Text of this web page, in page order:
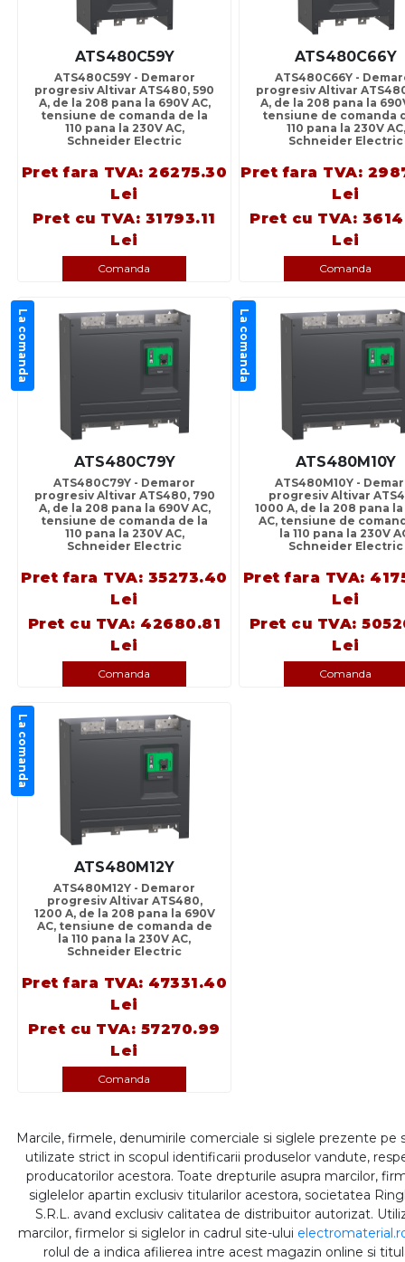
ATS480C59Y
ATS480C59Y - Demaror
progresiv Altivar ATS480, 590
A, de la 208 pana la 690V AC,
tensiune de comanda de la
110 pana la 230V AC,
Schneider Electric
Pret fara TVA: 26275.30
Lei
Pret cu TVA: 31793.11
Lei
Comanda
ATS480C66Y
ATS480C66Y -
progresiv Altivar
A, de la 208 pana la
tensiune de comanda
110 pana la 230V AC,
Schneider Electric
Pret fara TVA:
Lei
Pret cu TVA:
Lei
Comanda
La comanda
ATS480C79Y
ATS480C79Y - Demaror
progresiv Altivar ATS480, 790
A, de la 208 pana la 690V AC,
tensiune de comanda de la
110 pana la 230V AC,
Schneider Electric
Pret fara TVA: 35273.40
Lei
Pret cu TVA: 42680.81
Lei
Comanda
La comanda
ATS480M10Y
ATS480M10Y -
progresiv Altivar
1000 A, de la 208 pana
AC, tensiune de
la 110 pana la 230V
Schneider Electric
Pret fara TVA:
Lei
Pret cu TVA:
Lei
Comanda
La comanda
ATS480M12Y
ATS480M12Y - Demaror
progresiv Altivar ATS480,
1200 A, de la 208 pana la 690V
AC, tensiune de comanda de
la 110 pana la 230V AC,
Schneider Electric
Pret fara TVA: 47331.40
Lei
Pret cu TVA: 57270.99
Lei
Comanda
Marcile, firmele, denumirile comerciale si siglele prezente pe
utilizate strict in scopul identificarii produselor vandute,
producatorilor acestora. Toate drepturile asupra marcilor,
siglelelor apartin exclusiv titularilor acestora, societatea
S.R.L. avand exclusiv calitatea de distribuitor autorizat.
marcilor, firmelor si siglelor in cadrul site-ului
rolul de a indica afilierea intre acest magazin online si